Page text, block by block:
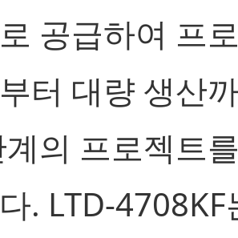
공급하여 프
터 대량 생산
의 프로젝트
. LTD-4708KF